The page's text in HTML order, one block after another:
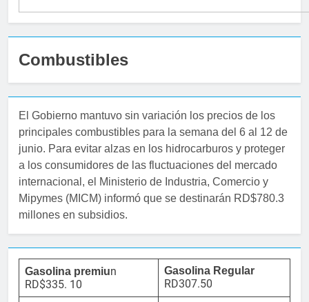
Combustibles
El Gobierno mantuvo sin variación los precios de los
principales combustibles para la semana del 6 al 12 de
junio. Para evitar alzas en los hidrocarburos y proteger
a los consumidores de las fluctuaciones del mercado
internacional, el Ministerio de Industria, Comercio y
Mipymes (MICM) informó que se destinarán RD$780.3
millones en subsidios.
Gasolina premiun
RD$335. 10
Gasolina Regular
RD307.50